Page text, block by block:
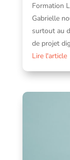
Formation
Gabrielle
surtout au
de projet
Lire l'article